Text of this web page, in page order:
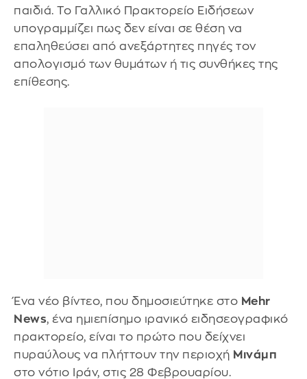
παιδιά. Το Γαλλικό Πρακτορείο Ειδήσεων
υπογραμμίζει πως δεν είναι σε θέση να
επαληθεύσει από ανεξάρτητες πηγές τον
απολογισμό των θυμάτων ή τις συνθήκες της
επίθεσης.
Ένα νέο βίντεο, που δημοσιεύτηκε στο Mehr
News, ένα ημιεπίσημο ιρανικό ειδησεογραφικό
πρακτορείο, είναι το πρώτο που δείχνει
πυραύλους να πλήττουν την περιοχή Μινάμπ
στο νότιο Ιράν, στις 28 Φεβρουαρίου.